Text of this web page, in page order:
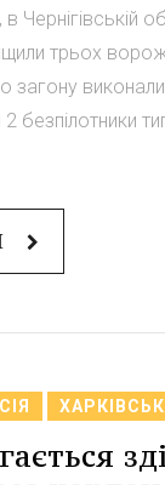
Чернігівській
трьох
загону
2 безпілотники